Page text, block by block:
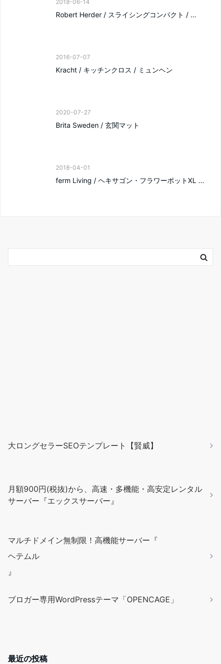
2018-06-14
Robert Herder / スライシングコンパクト / ...
2016-07-07
Kracht / キッチンクロス / ミュンヘン
2020-07-27
Brita Sweden / 玄関マット
2018-04-01
ferm Living / ヘキサゴン・フラワーポットXL ...
大ロングセラーSEOテンプレート【賢威】
月額900円(税抜)から、高速・多機能・高安定レンタル
サーバー『エックスサーバー』
マルチドメイン無制限！高機能サーバー『
ヘテムル
』
ブロガー専用WordPressテーマ「OPENCAGE」
最近の投稿